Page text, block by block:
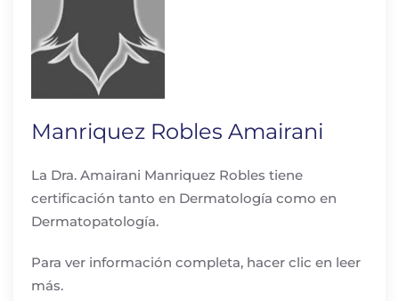
Manriquez Robles Amairani
La Dra. Amairani Manriquez Robles tiene
certificación tanto en Dermatología como en
Dermatopatología.
Para ver información completa, hacer clic en leer
más.